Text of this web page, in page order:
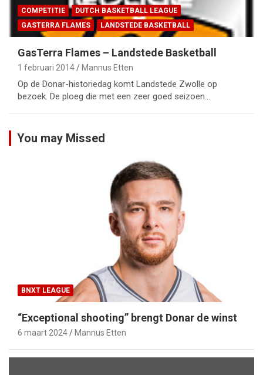
COMPETITIE
DUTCH BASKETBALL LEAGUE
GASTERRA FLAMES
LANDSTEDE BASKETBALL
GasTerra Flames – Landstede Basketball
1 februari 2014 Mannus Etten
Op de Donar-historiedag komt Landstede Zwolle op
bezoek. De ploeg die met een zeer goed seizoen…
You may Missed
BNXT LEAGUE
“Exceptional shooting” brengt Donar de winst
6 maart 2024 Mannus Etten